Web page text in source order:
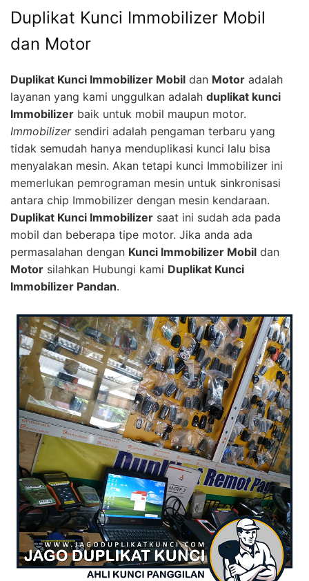
Duplikat Kunci Immobilizer Mobil
dan Motor
Duplikat Kunci Immobilizer Mobil dan Motor adalah
layanan yang kami unggulkan adalah duplikat kunci
Immobilizer baik untuk mobil maupun motor.
Immobilizersendiri adalah pengaman terbaru yang
tidak semudah hanya menduplikasi kunci lalu bisa
menyalakan mesin. Akan tetapi kunci Immobilizer ini
memerlukan pemrograman mesin untuk sinkronisasi
antara chip Immobilizer dengan mesin kendaraan.
Duplikat Kunci Immobilizer saat ini sudah ada pada
mobil dan beberapa tipe motor. Jika anda ada
permasalahan dengan Kunci Immobilizer Mobil dan
Motor silahkan Hubungi kami Duplikat Kunci
Immobilizer Pandan.